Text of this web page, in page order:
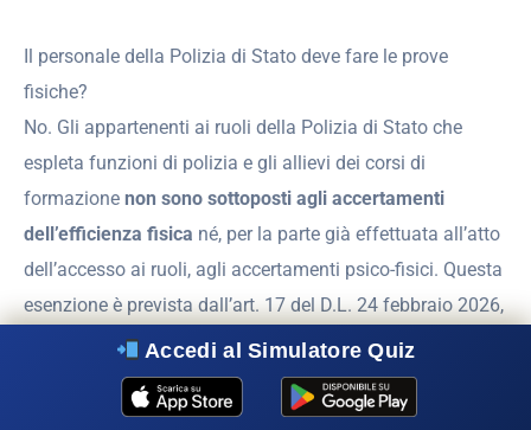
Il personale della Polizia di Stato deve fare le prove
fisiche?
No. Gli appartenenti ai ruoli della Polizia di Stato che
espleta funzioni di polizia e gli allievi dei corsi di
formazione non sono sottoposti agli accertamenti
dell’efficienza fisica né, per la parte già effettuata all’atto
dell’accesso ai ruoli, agli accertamenti psico-fisici. Questa
esenzione è prevista dall’art. 17 del D.L. 24 febbraio 2026,
Cosa succede dopo aver vinto il concorso?
Accedi al Simulatore Quiz